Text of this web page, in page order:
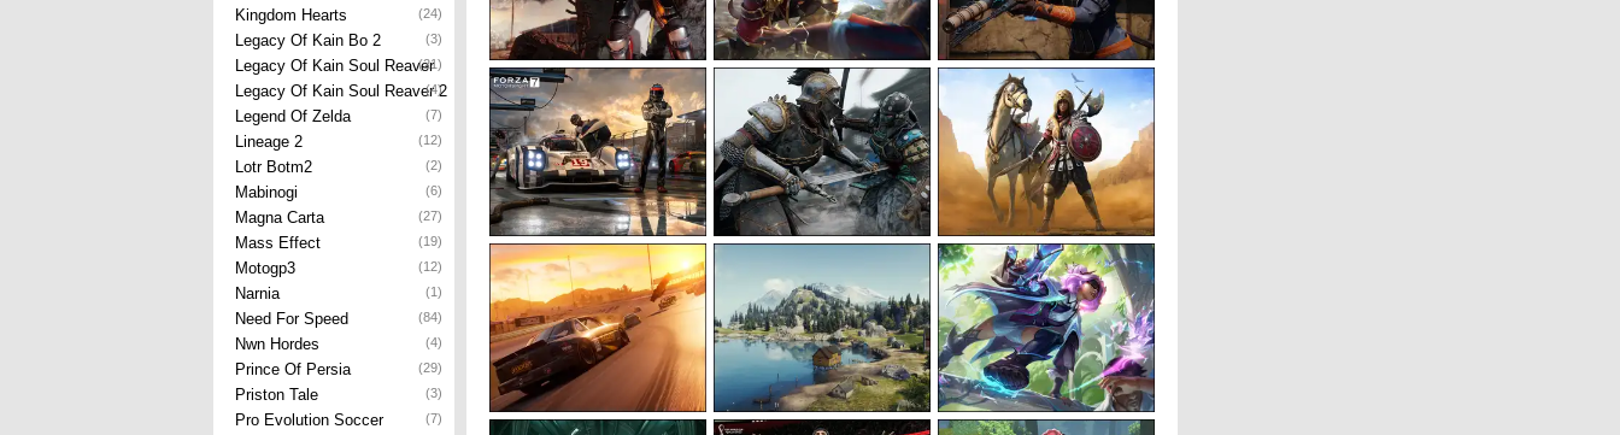
Kingdom Hearts (24)
Legacy Of Kain Bo 2 (3)
Legacy Of Kain Soul Reaver
(21)
Legacy Of Kain Soul Reaver 2
(4)
Legend Of Zelda (7)
Lineage 2 (12)
Lotr Botm2 (2)
Mabinogi (6)
Magna Carta (27)
Mass Effect (19)
Motogp3 (12)
Narnia (1)
Need For Speed (84)
Nwn Hordes (4)
Prince Of Persia (29)
Priston Tale (3)
Pro Evolution Soccer (7)